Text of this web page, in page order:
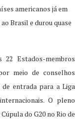
americanos já em
Brasil e durou quase
Estados-membros
meio de conselhos
entrada para a Liga
O pleno
do G20 no Rio de